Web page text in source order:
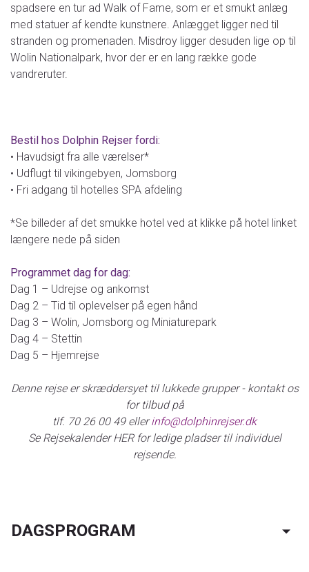
spadsere en tur ad Walk of Fame, som er et smukt anlæg
med statuer af kendte kunstnere. Anlægget ligger ned til
stranden og promenaden. Misdroy ligger desuden lige op til
Wolin Nationalpark, hvor der er en lang række gode
vandreruter.
Bestil hos Dolphin Rejser fordi:
• Havudsigt fra alle værelser*
• Udflugt til vikingebyen, Jomsborg
• Fri adgang til hotelles SPA afdeling
*Se billeder af det smukke hotel ved at klikke på hotel linket
længere nede på siden
Programmet dag for dag:
Dag 1 – Udrejse og ankomst
Dag 2 – Tid til oplevelser på egen hånd
Dag 3 – Wolin, Jomsborg og Miniaturepark
Dag 4 – Stettin
Dag 5 – Hjemrejse
Denne rejse er skræddersyet til lukkede grupper - kontakt os
for tilbud på
tlf. 70 26 00 49 ellerinfo@dolphinrejser.dk
Se Rejsekalender HER for ledige pladser til individuel
rejsende.
DAGSPROGRAM